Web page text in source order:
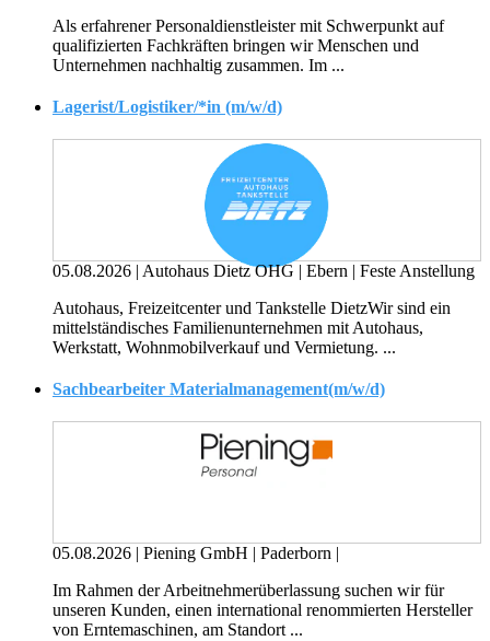
Als erfahrener Personal­dienst­leister mit Schwerpunkt auf
qualifizierten Fachkräften bringen wir Menschen und
Unternehmen nachhaltig zusammen. Im ...
Lagerist/Logistiker/*in (m/w/d)
05.08.2026 | Autohaus Dietz OHG | Ebern | Feste Anstellung
Autohaus, Freizeitcenter und Tankstelle DietzWir sind ein
mittelständisches Familienunternehmen mit Autohaus,
Werkstatt, Wohnmobilverkauf und Vermietung. ...
Sachbearbeiter Materialmanagement(m/w/d)
05.08.2026 | Piening GmbH | Paderborn |
Im Rahmen der Arbeitnehmerüberlassung suchen wir für
unseren Kunden, einen international renommierten Hersteller
von Erntemaschinen, am Standort ...